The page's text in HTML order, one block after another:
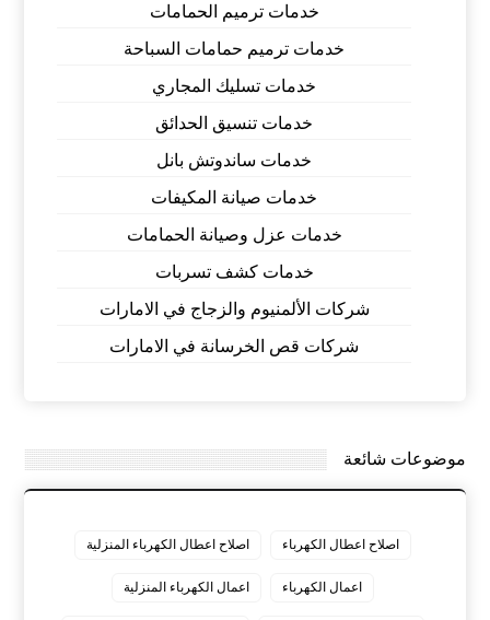
خدمات ترميم الحمامات
خدمات ترميم حمامات السباحة
خدمات تسليك المجاري
خدمات تنسيق الحدائق
خدمات ساندوتش بانل
خدمات صيانة المكيفات
خدمات عزل وصيانة الحمامات
خدمات كشف تسربات
شركات الألمنيوم والزجاج في الامارات
شركات قص الخرسانة في الامارات
موضوعات شائعة
اصلاح اعطال الكهرباء اصلاح اعطال الكهرباء المنزلية
اعمال الكهرباء اعمال الكهرباء المنزلية